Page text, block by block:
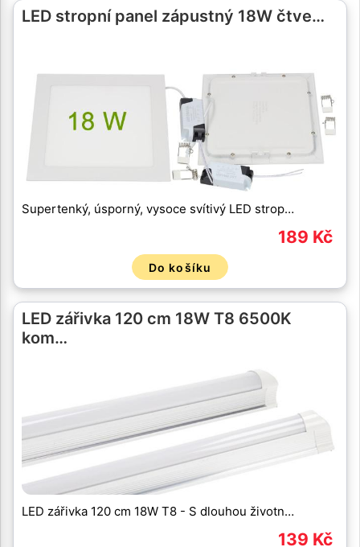
LED stropní panel zápustný 18W čtve…
Supertenký, úsporný, vysoce svítivý LED strop…
189 Kč
Do košíku
LED zářivka 120 cm 18W T8 6500K
kom…
LED zářivka 120 cm 18W T8 - S dlouhou životn…
139 Kč